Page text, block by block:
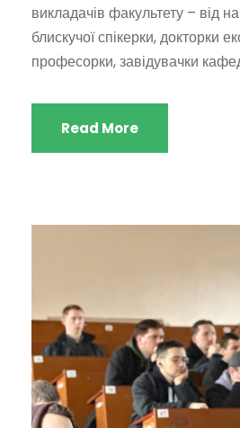
викладачів факультету – від
блискучої спікерки, докторки
професорки, завідувачки
Read More